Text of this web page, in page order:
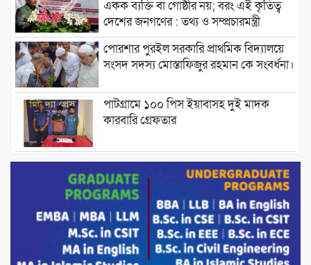
একক ব্যক্তি বা গোষ্ঠীর নয়; বরং এই কৃতিত্ব
দেশের জনগণের : তথ্য ও সম্প্রচারমন্ত্রী
পোরশার পুরইল সরকারি প্রাথমিক বিদ্যালয়ে
সংসদ সদস্য মোস্তাফিজুর রহমান কে সংবর্ধনা।
পাটগ্রামে ১০০ পিস ইয়াবাসহ দুই মাদক
কারবারি গ্রেফতার
ড্যাবের ৩৭তম প্রতিষ্ঠাবার্ষিকীতে প্রধানমন্ত্রী
তারেক রহমান।
চন্দনাইশের হাশিমপুর ৪ নং ওয়ার্ডে ৫’শতাধিক
হতদরিদ্র পরিবারের মাঝে খাদ্যসামগ্রী বিতরণ
করেন মনজুর মোরশেদ